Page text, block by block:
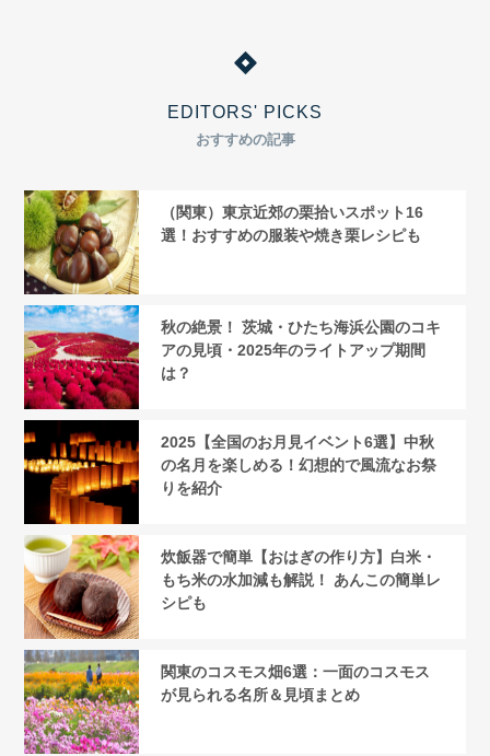
EDITORS' PICKS
おすすめの記事
（関東）東京近郊の栗拾いスポット16
選！おすすめの服装や焼き栗レシピも
秋の絶景！ 茨城・ひたち海浜公園のコキ
アの見頃・2025年のライトアップ期間
は？
2025【全国のお月見イベント6選】中秋
の名月を楽しめる！幻想的で風流なお祭
りを紹介
炊飯器で簡単【おはぎの作り方】白米・
もち米の水加減も解説！ あんこの簡単レ
シピも
関東のコスモス畑6選：一面のコスモス
が見られる名所＆見頃まとめ